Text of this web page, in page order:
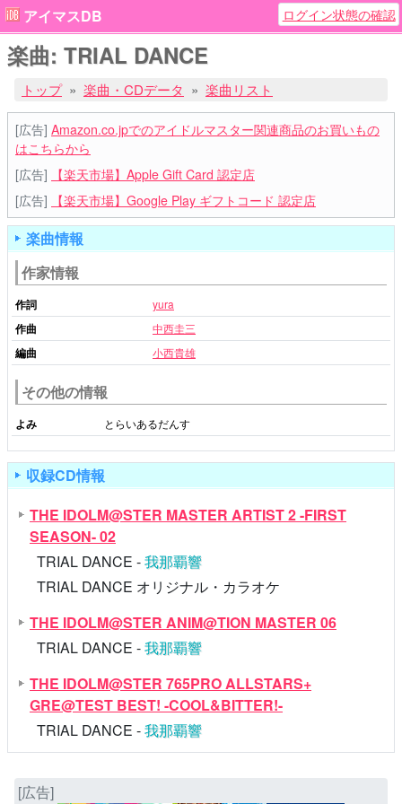
アイマスDB ログイン状態の確認
楽曲: TRIAL DANCE
トップ 楽曲・CDデータ 楽曲リスト
[広告] Amazon.co.jpでのアイドルマスター関連商品のお買いもの
はこちらから
[広告]
【楽天市場】Apple Gift Card 認定店
[広告]
【楽天市場】Google Play ギフトコード 認定店
楽曲情報
作家情報
作詞 yura
作曲 中西圭三
編曲 小西貴雄
その他の情報
よみ とらいあるだんす
収録CD情報
THE IDOLM@STER MASTER ARTIST 2 -FIRST
SEASON- 02
TRIAL DANCE -我那覇響
TRIAL DANCE オリジナル・カラオケ
THE IDOLM@STER ANIM@TION MASTER 06
TRIAL DANCE -我那覇響
THE IDOLM@STER 765PRO ALLSTARS+
GRE@TEST BEST! -COOL&BITTER!-
TRIAL DANCE -我那覇響
[広告]